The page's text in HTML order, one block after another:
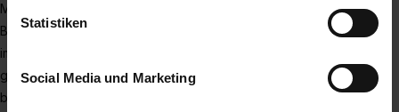
Webseite zu analysieren („Statistiken“), um
Informationen zu deiner Verwendung unserer Website an
Analysen weiterzugeben und um Inhalte und Anzeigen zu
Statistiken
Social Media und Marketing
Mit 21 Filialen und SB-Einrichtungen ist die Sparkasse
Bensheim der wichtigste Finanzdienstleister vor Ort und
immer in der Nähe ihrer Kunden. Vom Girokonto über den
ganzheitlichen „Finanz-Check“ bis zur Baufinanzierung –
besonderen Wert legen wir auf die Service- und